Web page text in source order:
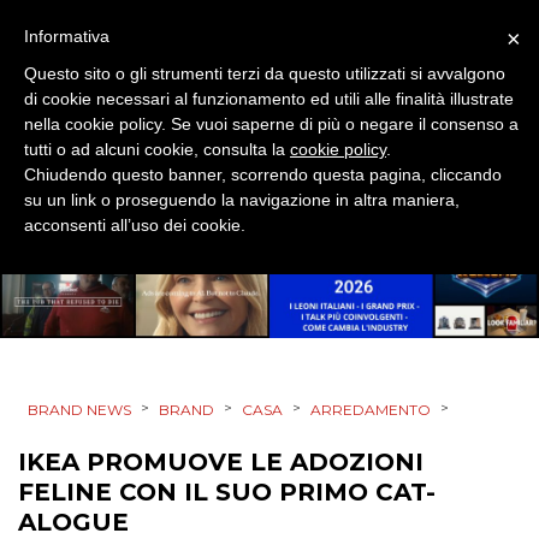
RICERCHE
PREVISIONI/SCENARI
NORMATIVE
TREND
OPINIONI
BRAND NEWS > BRAND > CASA > ARREDAMENTO >
IKEA PROMUOVE LE ADOZIONI
FELINE CON IL SUO PRIMO CAT-
ALOGUE
×
Informativa
Questo sito o gli strumenti terzi da questo utilizzati si avvalgono
di cookie necessari al funzionamento ed utili alle finalità illustrate
nella cookie policy. Se vuoi saperne di più o negare il consenso a
tutti o ad alcuni cookie, consulta la cookie policy.
Chiudendo questo banner, scorrendo questa pagina, cliccando
su un link o proseguendo la navigazione in altra maniera,
acconsenti all’uso dei cookie.